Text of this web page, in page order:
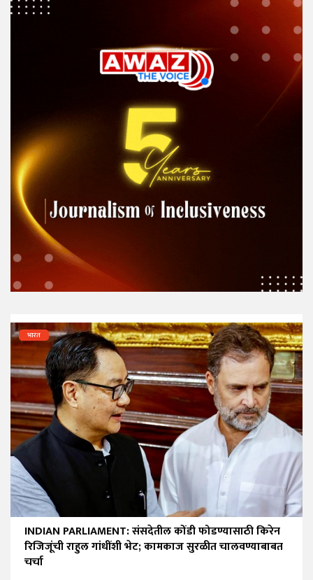
भारत
INDIAN PARLIAMENT: संसदेतील कोंडी फोडण्यासाठी किरेन
रिजिजूंची राहुल गांधींशी भेट; कामकाज सुरळीत चालवण्याबाबत
चर्चा